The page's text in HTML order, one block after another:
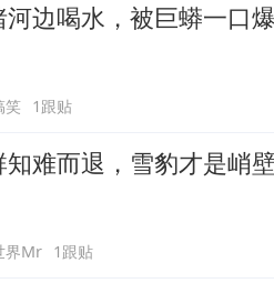
河边喝水，被巨蟒一口
笑 1跟贴
知难而退，雪豹才是峭
界Mr 1跟贴